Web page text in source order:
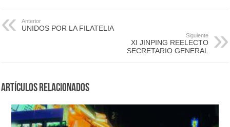
Anterior
UNIDOS POR LA FILATELIA
Siguiente
XI JINPING REELECTO
SECRETARIO GENERAL
Artículos Relacionados